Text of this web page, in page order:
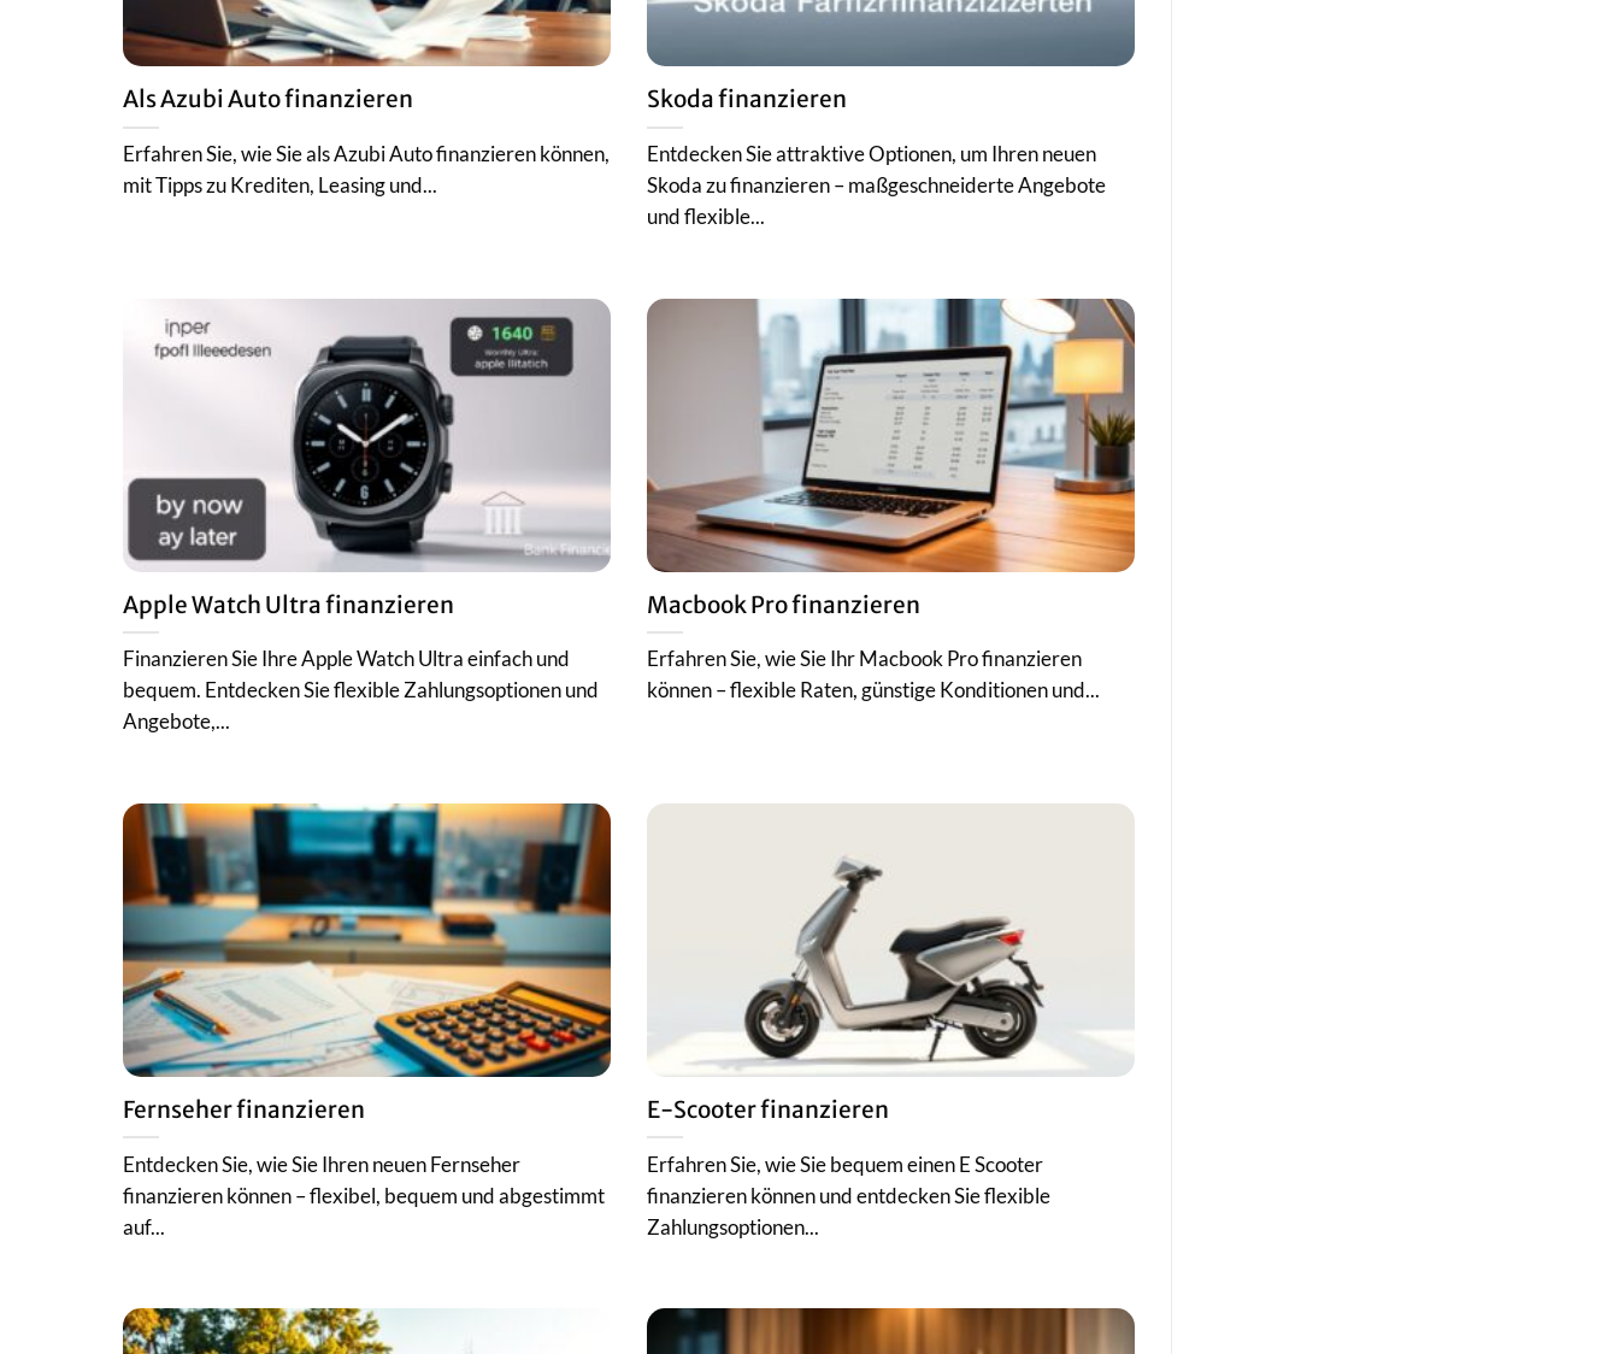
Als Azubi Auto finanzieren
Erfahren Sie, wie Sie als Azubi Auto finanzieren können,
mit Tipps zu Krediten, Leasing und...
Skoda finanzieren
Entdecken Sie attraktive Optionen, um Ihren neuen
Skoda zu finanzieren – maßgeschneiderte Angebote
und flexible...
Apple Watch Ultra finanzieren
Finanzieren Sie Ihre Apple Watch Ultra einfach und
bequem. Entdecken Sie flexible Zahlungsoptionen und
Angebote,...
Macbook Pro finanzieren
Erfahren Sie, wie Sie Ihr Macbook Pro finanzieren
können – flexible Raten, günstige Konditionen und...
Fernseher finanzieren
Entdecken Sie, wie Sie Ihren neuen Fernseher
finanzieren können – flexibel, bequem und abgestimmt
auf...
E-Scooter finanzieren
Erfahren Sie, wie Sie bequem einen E Scooter
finanzieren können und entdecken Sie flexible
Zahlungsoptionen...